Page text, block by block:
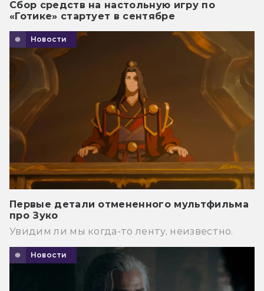
Сбор средств на настольную игру по
«Готике» стартует в сентябре
Новости
Первые детали отмененного мультфильма
про Зуко
Увидим ли мы когда-то ленту, неизвестно.
Новости